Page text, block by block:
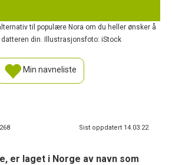
til populære Nora om du heller ønsker å
din. Illustrasjonsfoto: iStock
Min navneliste
Sist oppdatert 14.03.22
er laget i Norge av navn som